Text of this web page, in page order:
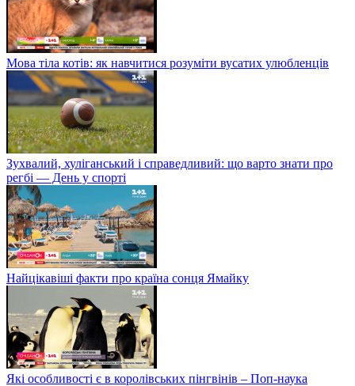
Мова тіла котів: як навчитися розуміти вусатих улюбленців
Зухвалий, хуліганський і справедливий: що варто знати про
регбі — День у спорті
Найцікавіші факти про країна сонця Ямайку
Які особливості є в королівських пінгвінів – Поп-наука